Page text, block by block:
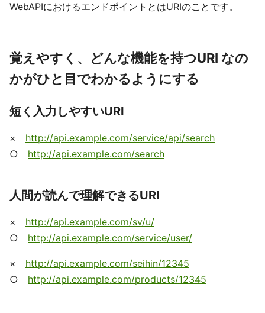
WebAPIにおけるエンドポイントとはURIのことです。
覚えやすく、どんな機能を持つURI なの
かがひと目でわかるようにする
短く入力しやすいURI
× http://api.example.com/service/api/search
○ http://api.example.com/search
人間が読んで理解できるURI
× http://api.example.com/sv/u/
○ http://api.example.com/service/user/
× http://api.example.com/seihin/12345
○ http://api.example.com/products/12345